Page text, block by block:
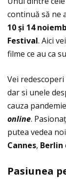
continuă să ne
10și 14
Festival. Aici
filme ce au ca
Vei
dar si unele
cauza
online.
putea vedea
Cannes, Berlin
Pasiunea